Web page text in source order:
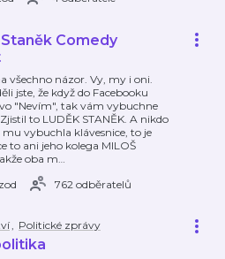
Comedy
všechno názor. Vy, my i oni.
jste, že když do Facebooku
"Nevím", tak vám vybuchne
to LUDĚK STANĚK. A nikdo
mu vybuchla klávesnice, to je
to ani jeho kolega MILOŠ
oba m…
762 odběratelů
, Politické zprávy